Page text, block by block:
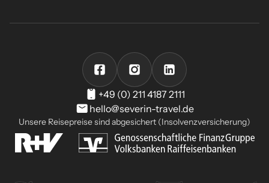
+49 (0) 211 4187 2111
hello@severin-travel.de
Unsere Reisepreise sind abgesichert (Insolvenzversicherung)